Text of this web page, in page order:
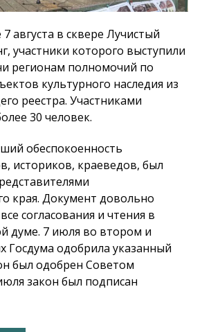
августа в сквере Лучистый
участники которого выступили
регионам полномочий по
культурного наследия из
реестра. Участниками
30 человек.
обеспокоенность
историков, краеведов, был
края. Документ довольно
согласования и чтения в
думе. 7 июля во втором и
Госдума одобрила указанный
был одобрен Советом
закон был подписан